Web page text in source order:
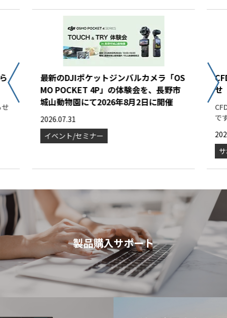
最新のDJIポケットジンバルカメラ「OS
MO POCKET 4P」の体験会を、長野市
城山動物園にて2026年8月2日に開催
2026.07.31
イベント/セミナー
せ
で
製品購入サポート